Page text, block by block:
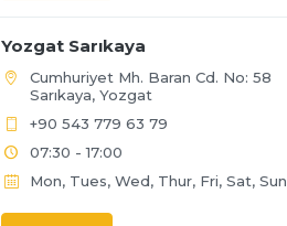
Yozgat Sarıkaya
Cumhuriyet Mh. Baran Cd. No: 58
Sarıkaya, Yozgat
+90 543 779 63 79
07:30 - 17:00
Mon, Tues, Wed, Thur, Fri, Sat, Sun